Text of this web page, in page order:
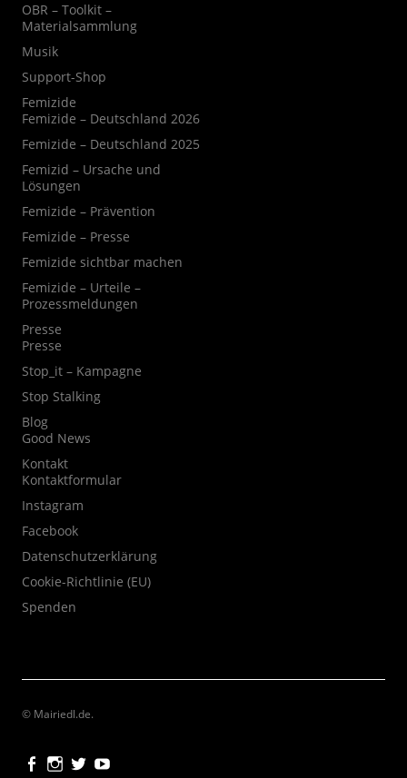
OBR – Toolkit –
Materialsammlung
Musik
Support-Shop
Femizide
Femizide – Deutschland 2026
Femizide – Deutschland 2025
Femizid – Ursache und
Lösungen
Femizide – Prävention
Femizide – Presse
Femizide sichtbar machen
Femizide – Urteile –
Prozessmeldungen
Presse
Presse
Stop_it – Kampagne
Stop Stalking
Blog
Good News
Kontakt
Kontaktformular
Instagram
Facebook
Datenschutzerklärung
Cookie-Richtlinie (EU)
Spenden
© Mairiedl.de